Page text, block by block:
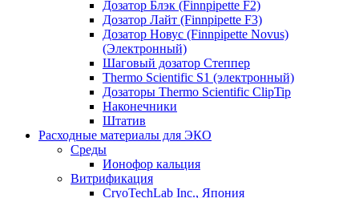
Дозатор Блэк (Finnpipette F2)
Дозатор Лайт (Finnpipette F3)
Дозатор Новус (Finnpipette Novus)
(Электронный)
Шаговый дозатор Степпер
Thermo Scientific S1 (электронный)
Дозаторы Thermo Scientific ClipTip
Наконечники
Штатив
Расходные материалы для ЭКО
Среды
Ионофор кальция
Витрификация
CryoTechLab Inc., Япония